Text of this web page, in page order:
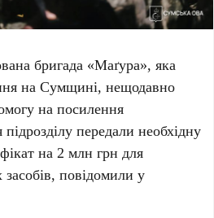
бригада «Маґура», яка
на Сумщині, нещодавно
на посилення
передали необхідну
на 2 млн грн для
повідомили у